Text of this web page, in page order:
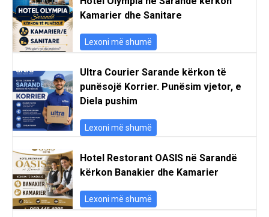
Kamarier dhe Sanitare
Lexoni më shumë
Ultra Courier Sarande kërkon të
punësojë Korrier. Punësim vjetor, e
Diela pushim
Lexoni më shumë
Hotel Restorant OASIS në Sarandë
kërkon Banakier dhe Kamarier
Lexoni më shumë